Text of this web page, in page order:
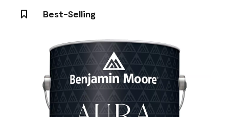
Best-Selling